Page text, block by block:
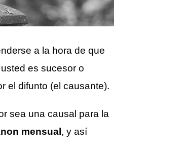
a la hora de que
es sucesor o
el difunto (el causante).
sea una causal para la
mensual, y así